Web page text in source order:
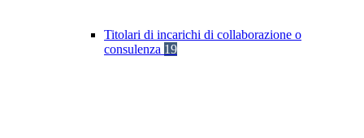
Titolari di incarichi di collaborazione o
consulenza 19